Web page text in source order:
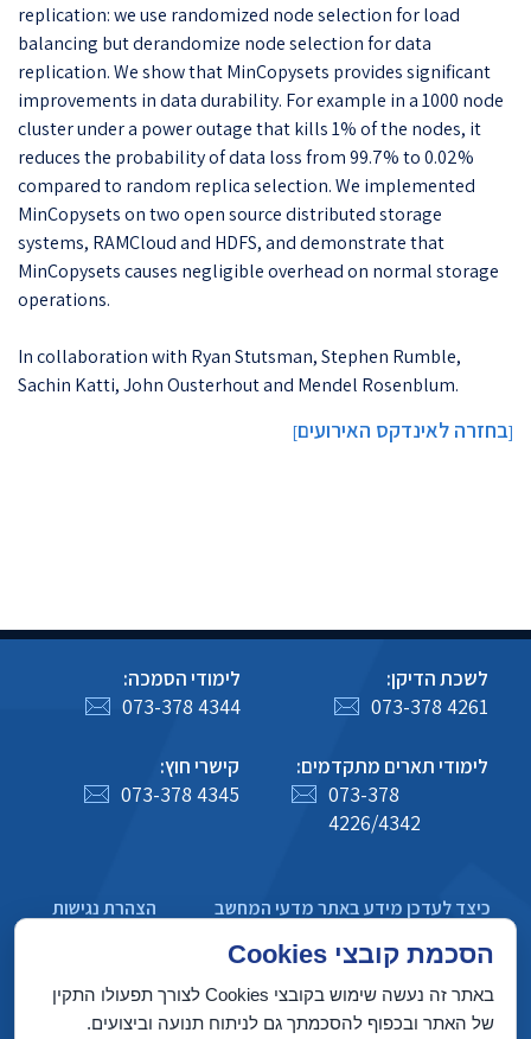
replication: we use randomized node selection for load
balancing but derandomize node selection for data
replication. We show that MinCopysets provides significant
improvements in data durability. For example in a 1000 node
cluster under a power outage that kills 1% of the nodes, it
reduces the probability of data loss from 99.7% to 0.02%
compared to random replica selection. We implemented
MinCopysets on two open source distributed storage
systems, RAMCloud and HDFS, and demonstrate that
MinCopysets causes negligible overhead on normal storage
operations.
In collaboration with Ryan Stutsman, Stephen Rumble,
Sachin Katti, John Ousterhout and Mendel Rosenblum.
[בחזרה לאינדקס האירועים]
לשכת הדיקן:
073-378 4261
לימודי הסמכה:
073-378 4344
לימודי תארים מתקדמים:
073-378
4226/4342
קישרי חוץ:
073-378 4345
כיצד לעדכן מידע באתר מדעי המחשב
הצהרת נגישות
מדיניות פרטיות הסכמת קובצי Cookies
באתר זה נעשה שימוש בקובצי Cookies לצורך תפעולו התקין
של האתר ובכפוף להסכמתך גם לניתוח תנועה וביצועים.